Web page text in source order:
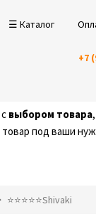
☰ Каталог
+7
выбором товара
под ваши
⭐️⭐️⭐️⭐️⭐️Shivaki